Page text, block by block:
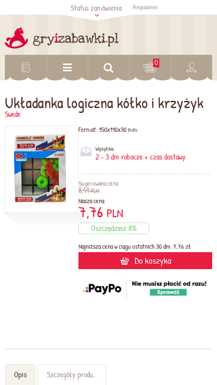
Sprawdź status
zamówienia
Status zamówienia Regulamin
0
Układanka logiczna kółko i krzyżyk
Swede
Format:150x110x30 mm
Wysyłka:
2 - 3 dni robocze + czas dostawy
Sugerowana cena
8,41PLN
Nasza cena
7,76 PLN
Oszczędzasz 8%
Najniższa cena w ciągu ostatnich 30 dni: 7,76 zł
Do koszyka
Opis Szczegóły produktu